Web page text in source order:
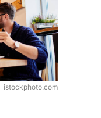
istockphoto.com